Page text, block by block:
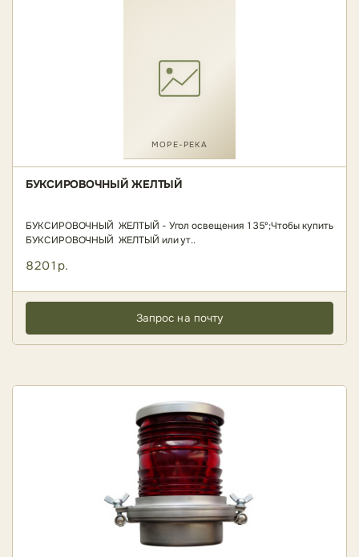
МОРЕ-РЕКА
БУКСИРОВОЧНЫЙ ЖЕЛТЫЙ
БУКСИРОВОЧНЫЙ ЖЕЛТЫЙ - Угол освещения 135º;Чтобы купить
БУКСИРОВОЧНЫЙ ЖЕЛТЫЙ или ут..
8201р.
Запрос на почту